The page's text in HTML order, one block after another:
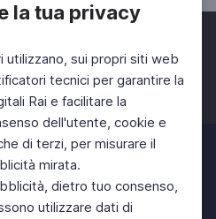
la tua privacy
utilizzano, sui propri siti web
tecnici per garantire la
Rai e facilitare la
dell'utente, cookie e
di terzi, per misurare il
mirata.
dietro tuo consenso,
utilizzare dati di
Twitter Instagram